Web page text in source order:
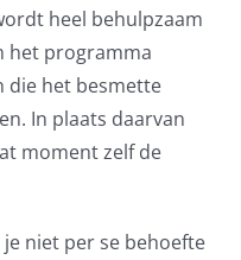
heel behulpzaam
het programma
die het besmette
In plaats daarvan
moment zelf de
niet per se behoefte